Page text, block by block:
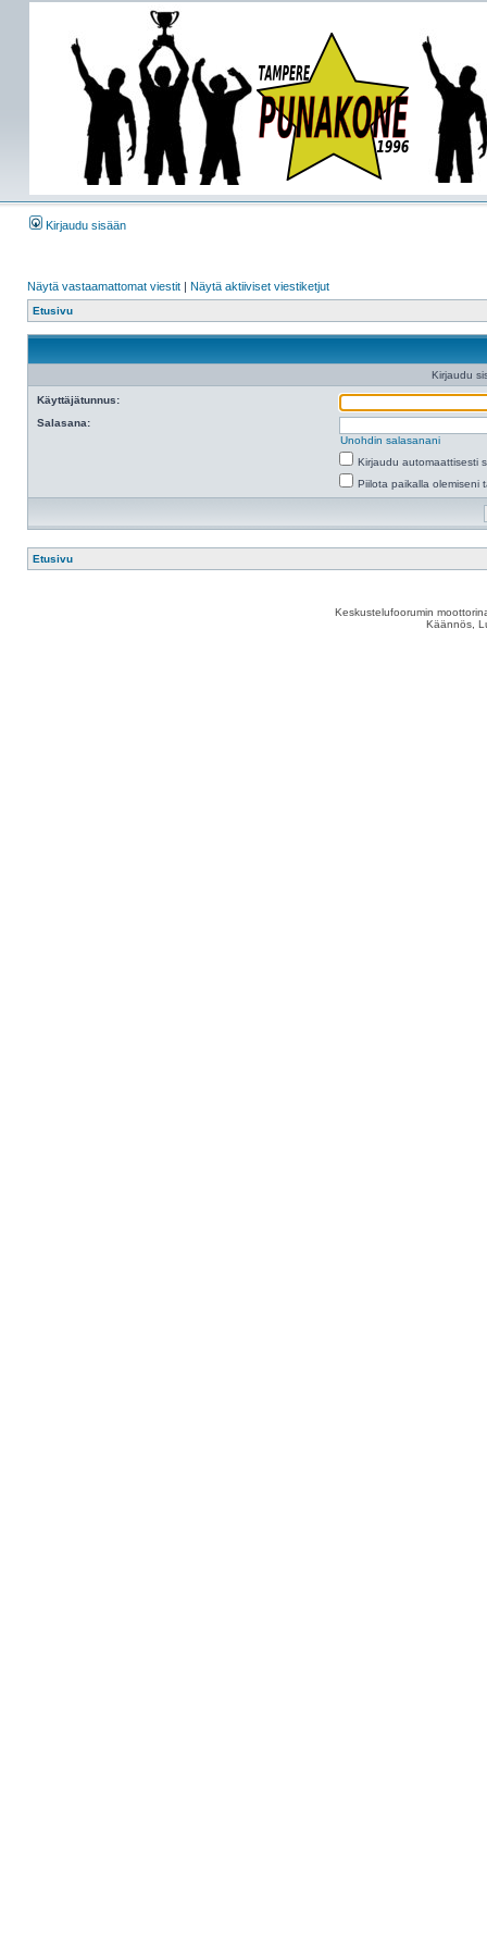
Kirjaudu sisään
Näytä vastaamattomat viestit | Näytä aktiiviset viestiketjut
Etusivu
Kirjaudu
Käyttäjätunnus:
Salasana:
Unohdin salasanani
Kirjaudu automaattisesti
Piilota paikalla olemiseni
Etusivu
Keskustelufoorumin
Käännös,